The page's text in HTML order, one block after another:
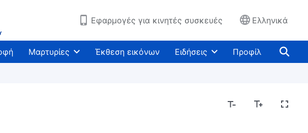
Εφαρμογές για κινητές συσκευές Ελληνικά
Μαρτυρίες Έκθεση εικόνων Ειδήσεις Προφίλ